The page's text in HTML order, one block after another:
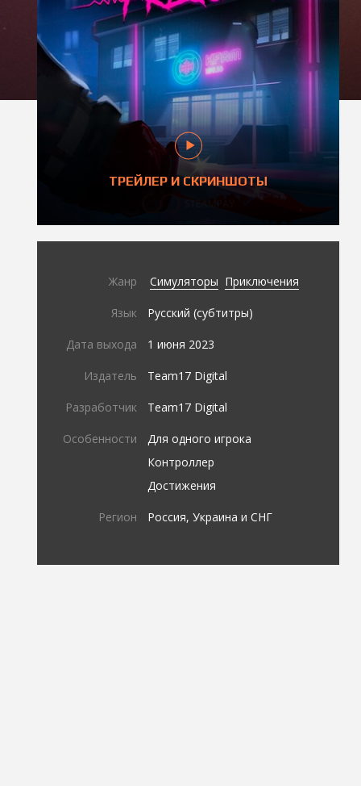
ТРЕЙЛЕР И СКРИНШОТЫ
Жанр Симуляторы Приключения
Язык Русский (субтитры)
Дата выхода 1 июня 2023
Издатель Team17 Digital
Разработчик Team17 Digital
Особенности
Для одного игрока
Контроллер
Достижения
Регион Россия, Украина и СНГ